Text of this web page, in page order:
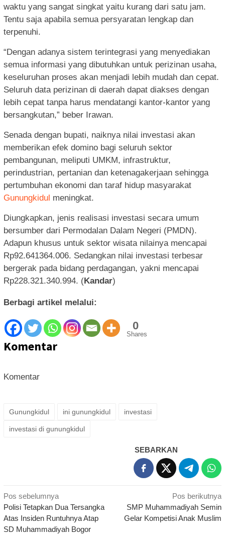
waktu yang sangat singkat yaitu kurang dari satu jam.
Tentu saja apabila semua persyaratan lengkap dan
terpenuhi.
“Dengan adanya sistem terintegrasi yang menyediakan
semua informasi yang dibutuhkan untuk perizinan usaha,
keseluruhan proses akan menjadi lebih mudah dan cepat.
Seluruh data perizinan di daerah dapat diakses dengan
lebih cepat tanpa harus mendatangi kantor-kantor yang
bersangkutan,” beber Irawan.
Senada dengan bupati, naiknya nilai investasi akan
memberikan efek domino bagi seluruh sektor
pembangunan, meliputi UMKM, infrastruktur,
perindustrian, pertanian dan ketenagakerjaan sehingga
pertumbuhan ekonomi dan taraf hidup masyarakat
Gunungkidul meningkat.
Diungkapkan, jenis realisasi investasi secara umum
bersumber dari Permodalan Dalam Negeri (PMDN).
Adapun khusus untuk sektor wisata nilainya mencapai
Rp92.641364.006. Sedangkan nilai investasi terbesar
bergerak pada bidang perdagangan, yakni mencapai
Rp228.321.340.994. (Kandar)
Berbagi artikel melalui:
0
Shares
Komentar
Komentar
Gunungkidul ini gunungkidul investasi
investasi di gunungkidul
SEBARKAN
Navigasi
pos
Pos sebelumnya
Polisi Tetapkan Dua Tersangka
Atas Insiden Runtuhnya Atap
SD Muhammadiyah Bogor
Pos berikutnya
SMP Muhammadiyah Semin
Gelar Kompetisi Anak Muslim